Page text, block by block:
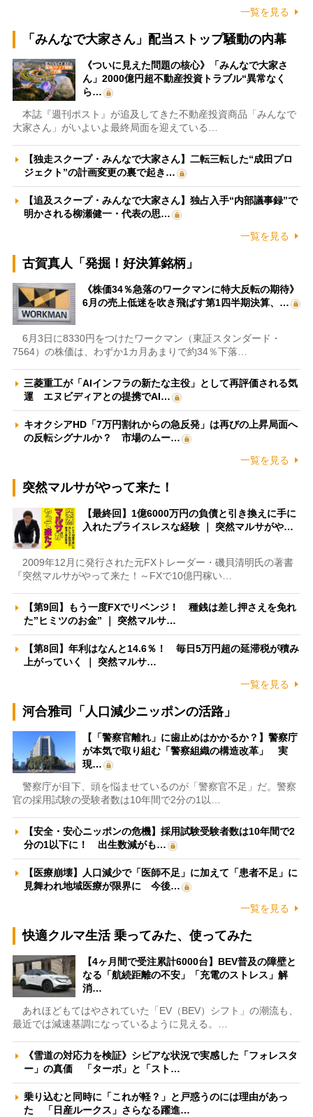
一覧を見る
「みんなで大家さん」配当ストップ騒動の内幕
《ついに見えた問題の核心》「みんなで大家さ
ん」2000億円超不動産投資トラブル“異常なく
ら…
本誌『週刊ポスト』が追及してきた不動産投資商品「みんなで
大家さん」がいよいよ最終局面を迎えている…
【独走スクープ・みんなで大家さん】二転三転した“成田プロ
ジェクト”の計画変更の裏で起き…
【追及スクープ・みんなで大家さん】独占入手“内部議事録”で
明かされる柳瀬健一・代表の思…
一覧を見る
古賀真人「発掘！好決算銘柄」
《株価34％急落のワークマンに特大反転の期待》
6月の売上低迷を吹き飛ばす第1四半期決算、…
6月3日に8330円をつけたワークマン（東証スタンダード・
7564）の株価は、わずか1カ月あまりで約34％下落…
三菱重工が「AIインフラの新たな主役」として再評価される気
運 エヌビディアとの提携でAI…
キオクシアHD「7万円割れからの急反発」は再びの上昇局面へ
の反転シグナルか？ 市場のムー…
一覧を見る
突然マルサがやって来た！
【最終回】1億6000万円の負債と引き換えに手に
入れたプライスレスな経験 ｜ 突然マルサがや…
2009年12月に発行された元FXトレーダー・磯貝清明氏の著書
『突然マルサがやって来た！～FXで10億円稼い…
【第9回】もう一度FXでリベンジ！ 種銭は差し押さえを免れ
た”ヒミツのお金” ｜ 突然マルサ…
【第8回】年利はなんと14.6％！ 毎日5万円超の延滞税が積み
上がっていく ｜ 突然マルサ…
一覧を見る
河合雅司「人口減少ニッポンの活路」
【「警察官離れ」に歯止めはかかるか？】警察庁
が本気で取り組む「警察組織の構造改革」 実
現…
警察庁が目下、頭を悩ませているのが「警察官不足」だ。警察
官の採用試験の受験者数は10年間で2分の1以…
【安全・安心ニッポンの危機】採用試験受験者数は10年間で2
分の1以下に！ 出生数減がも…
【医療崩壊】人口減少で「医師不足」に加えて「患者不足」に
見舞われ地域医療が限界に 今後…
一覧を見る
快適クルマ生活 乗ってみた、使ってみた
【4ヶ月間で受注累計6000台】BEV普及の障壁と
なる「航続距離の不安」「充電のストレス」解
消…
あれほどもてはやされていた「EV（BEV）シフト」の潮流も、
最近では減速基調になっているように見える。…
《雪道の対応力を検証》シビアな状況で実感した「フォレスタ
ー」の真価 「ターボ」と「スト…
乗り込むと同時に「これが軽？」と戸惑うのには理由があっ
た 「日産ルークス」さらなる躍進…